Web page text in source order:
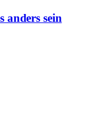
anders sein